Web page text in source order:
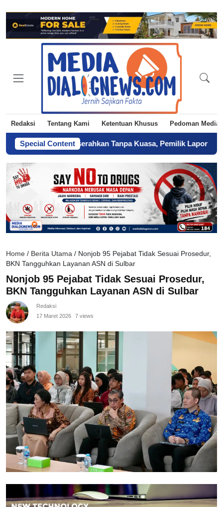
Redaksi Tentang Kami Ketentuan Khusus Pedoman Media
Special Content
Diduga Diserahkan Tanpa Kuasa, Pemilik Laporkan BPN
Home / Berita Utama / Nonjob 95 Pejabat Tidak Sesuai Prosedur,
BKN Tangguhkan Layanan ASN di Sulbar
Nonjob 95 Pejabat Tidak Sesuai Prosedur,
BKN Tangguhkan Layanan ASN di Sulbar
Redaksi
17 Maret 2026
7 views